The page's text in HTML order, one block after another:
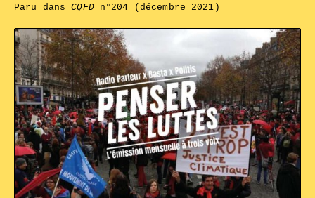
Paru dansCQFDn°204 (décembre 2021)